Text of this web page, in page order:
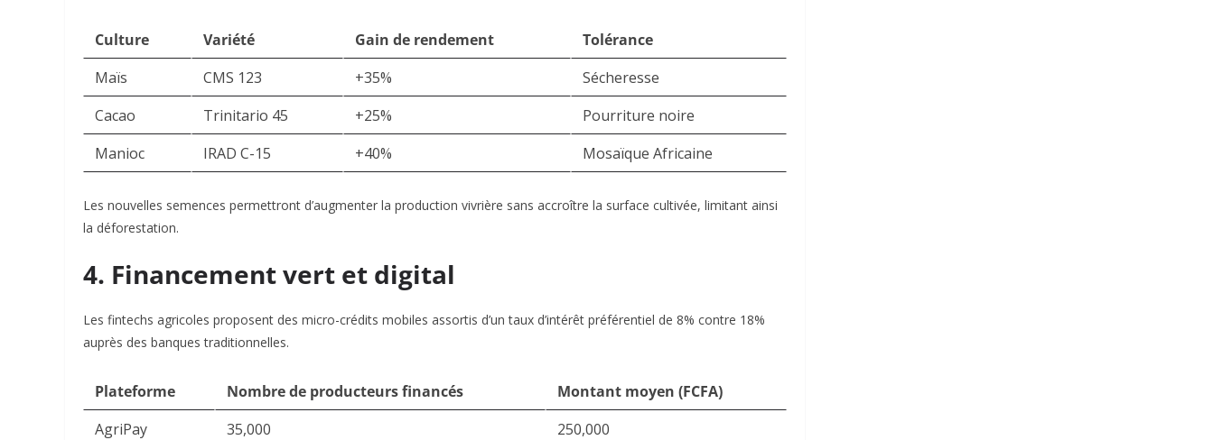
Culture Variété Gain de rendement
Tolérance
Maïs
CMS 123 +35%
Sécheresse
Cacao
Trinitario 45 +25%
Pourriture noire
Manioc
IRAD C-15 +40% Mosaïque Africaine
Les nouvelles semences permettront d’augmenter la production vivrière sans accroître la surface cultivée, limitant ainsi
la déforestation.
4. Financement vert et digital
Les fintechs agricoles proposent des micro-crédits mobiles assortis d’un taux d’intérêt préférentiel de 8% contre 18%
auprès des banques traditionnelles.
Plateforme Nombre de producteurs financés
Montant moyen (FCFA)
AgriPay
35,000
250,000